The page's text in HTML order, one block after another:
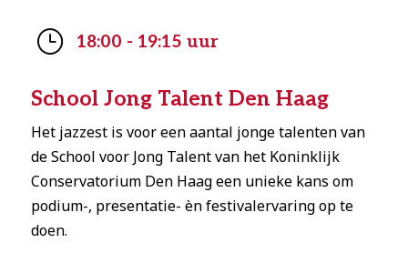
} 18:00 - 19:15 uur
School Jong Talent Den Haag
Het jazzest is voor een aantal jonge talenten van
de School voor Jong Talent van het Koninklijk
Conservatorium Den Haag een unieke kans om
podium-, presentatie- èn festivalervaring op te
doen.